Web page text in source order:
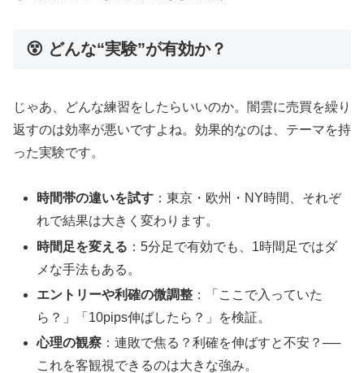
😵 どんな“実験”が有効か？
じゃあ、どんな練習をしたらいいのか。闇雲に売買を繰り
返すのは効率が悪いですよね。効果的なのは、テーマを持
った実験です。
時間帯の違いを試す ：東京・欧州・NY時間、それぞ
れで結果は大きく変わります。
時間足を変える ：5分足で有効でも、1時間足ではダ
メな手法もある。
エントリーや利確の微調整 ：「ここで入っていた
ら？」「10pips伸ばしたら？」を検証。
心理の観察 ：連敗で焦る？利確を伸ばすと不安？──
これを客観視できるのは大きな強み。